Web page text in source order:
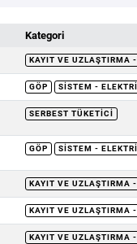
Kategori
KAYIT VE UZLAŞTIRMA -
GÖP SISTEM -
SERBEST TÜKETICI
GÖP SISTEM -
KAYIT VE UZLAŞTIRMA -
KAYIT VE UZLAŞTIRMA -
KAYIT VE UZLAŞTIRMA -